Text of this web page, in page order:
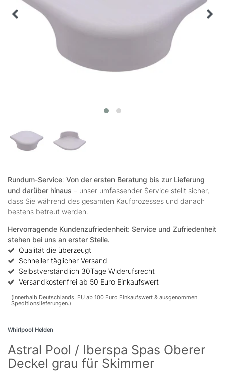
Rundum-Service: Von der ersten Beratung bis zur Lieferung
und darüber hinaus – unser umfassender Service stellt sicher,
dass Sie während des gesamten Kaufprozesses und danach
bestens betreut werden.
Hervorragende Kundenzufriedenheit: Service und Zufriedenheit
stehen bei uns an erster Stelle.
Qualität die überzeugt
Schneller täglicher Versand
Selbstverständlich 30Tage Widerufsrecht
Versandkostenfrei ab 50 Euro Einkaufswert
(innerhalb Deutschlands, EU ab 100 Euro Einkaufswert & ausgenommen
Speditionslieferungen.)
Whirlpool Helden
Astral Pool / Iberspa Spas Oberer
Deckel grau für Skimmer